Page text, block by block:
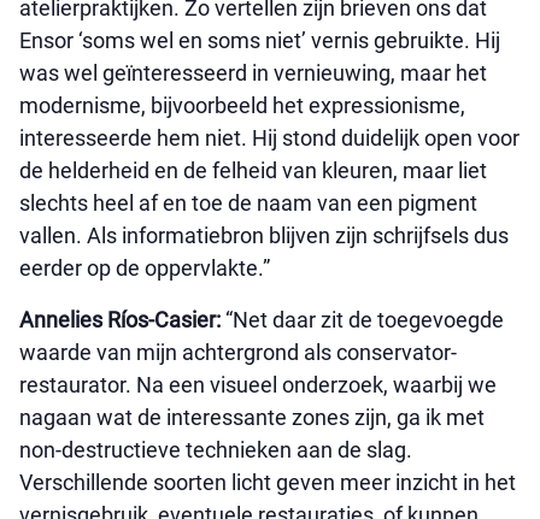
atelierpraktijken. Zo vertellen zijn brieven ons dat
Ensor ‘soms wel en soms niet’ vernis gebruikte. Hij
was wel geïnteresseerd in vernieuwing, maar het
modernisme, bijvoorbeeld het expressionisme,
interesseerde hem niet. Hij stond duidelijk open voor
de helderheid en de felheid van kleuren, maar liet
slechts heel af en toe de naam van een pigment
vallen. Als informatiebron blijven zijn schrijfsels dus
eerder op de oppervlakte.”
Annelies Ríos-Casier: “Net daar zit de toegevoegde
waarde van mijn achtergrond als conservator-
restaurator. Na een visueel onderzoek, waarbij we
nagaan wat de interessante zones zijn, ga ik met
non-destructieve technieken aan de slag.
Verschillende soorten licht geven meer inzicht in het